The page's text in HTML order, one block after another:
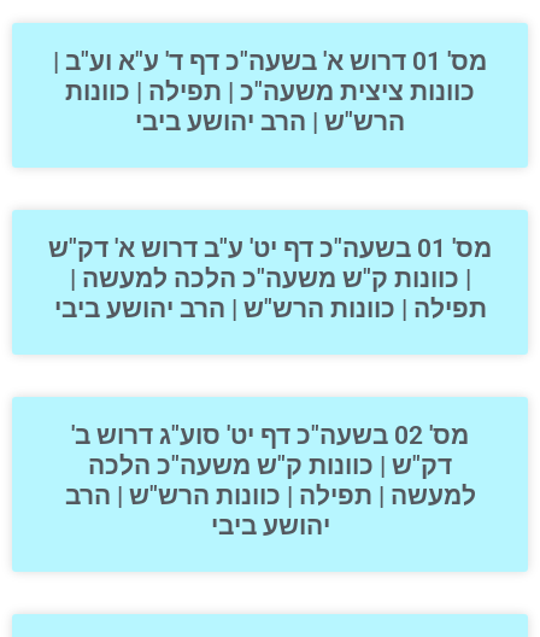
מס' 01 דרוש א' בשעה"כ דף ד' ע"א וע"ב |
כוונות ציצית משעה"כ | תפילה | כוונות
הרש"ש | הרב יהושע ביבי
מס' 01 בשעה"כ דף יט' ע"ב דרוש א' דק"ש
| כוונות ק"ש משעה"כ הלכה למעשה |
תפילה | כוונות הרש"ש | הרב יהושע ביבי
מס' 02 בשעה"כ דף יט' סוע"ג דרוש ב'
דק"ש | כוונות ק"ש משעה"כ הלכה
למעשה | תפילה | כוונות הרש"ש | הרב
יהושע ביבי